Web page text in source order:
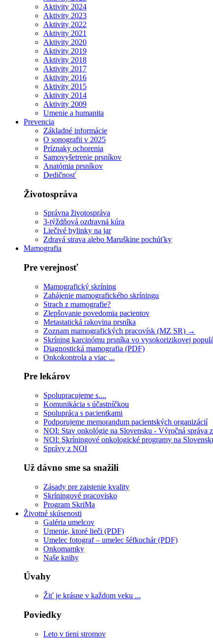
Aktivity 2024
Aktivity 2023
Aktivity 2022
Aktivity 2021
Aktivity 2020
Aktivity 2019
Aktivity 2018
Aktivity 2017
Aktivity 2016
Aktivity 2015
Aktivity 2014
Aktivity 2009
Umenie a humanita
Prevencia
Základné informácie
O sonografii v 2025
Príznaky ochorenia
Samovyšetrenie prsníkov
Anatómia prsníkov
Dedičnosť
Životospráva
Správna životospráva
3-týždňová ozdravná kúra
Liečivé bylinky na jar
Zdravá strava alebo Maruškine pochúťky
Mamografia
Pre verejnosť
Mamografický skríning
Zahájenie mamografického skríningu
Strach z mamografie?
Zlepšovanie povedomia pacientov
Metastatická rakovina prsníka
Zoznam mamografických pracovísk (MZ SR) →
Skríning karcinómu prsníka vo vysokorizikovej
Diagnostická mamografia (PDF)
Onkokontrola a viac ...
Pre lekárov
Spolupracujeme s....
Komunikácia s účastníčkou
Spolupráca s pacientkami
Podporujeme memorandum pacientských organizácií
NOI: Stav onkológie na Slovensku - Výročná správa
NOI: Skríningové onkologické programy na
Správy z NOI
Už dávno sme sa snažili
Zásady pre zaistenie kvality
Skríningové pracovisko
Program SkriMa
Životné skúsenosti
Galéria umelcov
Umenie, ktoré lieči (PDF)
Umelec fotograf – umelec šéfkuchár (PDF)
Onkomamky
Naše knihy
Úvahy
Žiť je krásne v každom veku ...
Poviedky
Leto v tieni stromov